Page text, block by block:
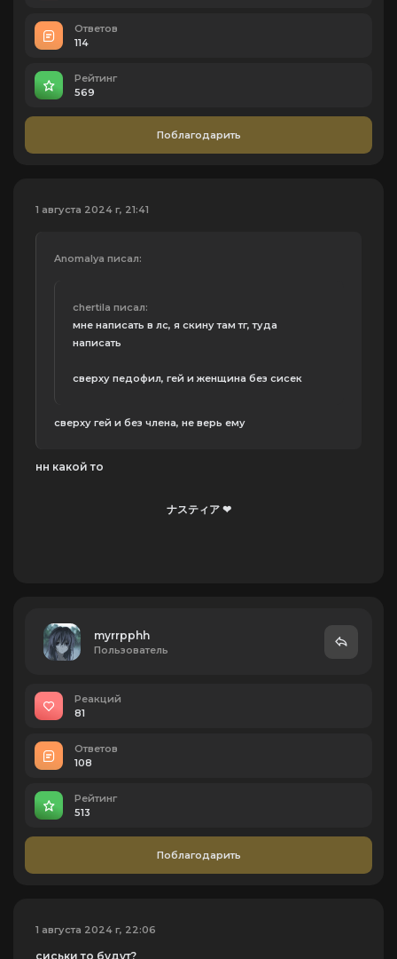
Ответов
114
Рейтинг
569
Поблагодарить
1 августа 2024 г, 21:41
Anomalya писал:
chertila писал:
мне написать в лс, я скину там тг, туда
написать
сверху педофил, гей и женщина без сисек
сверху гей и без члена, не верь ему
нн какой то
ナスティア ❤
myrrpphh
Пользователь
Реакций
81
Ответов
108
Рейтинг
513
Поблагодарить
1 августа 2024 г, 22:06
сиськи то будут?